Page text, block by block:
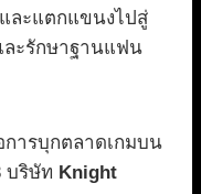
ละแตกแขนงไปสู่
ละรักษาฐานแฟน
การบุกตลาดเกมบน
บริษัท Knight